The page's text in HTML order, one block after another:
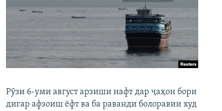
Рӯзи 6-уми август арзиши нафт дар ҷаҳон бори
дигар афзоиш ёфт ва ба раванди болоравии худ